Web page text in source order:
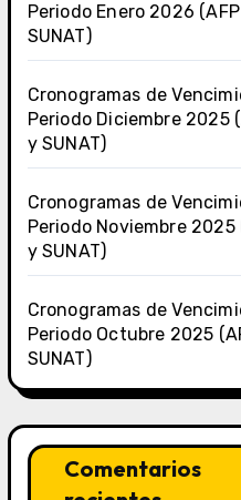
Periodo Enero 2026
SUNAT)
Cronogramas de
Periodo Diciembre 2025
y SUNAT)
Cronogramas de
Periodo Noviembre 2025
y SUNAT)
Cronogramas de
Periodo Octubre 2025
SUNAT)
Comentarios